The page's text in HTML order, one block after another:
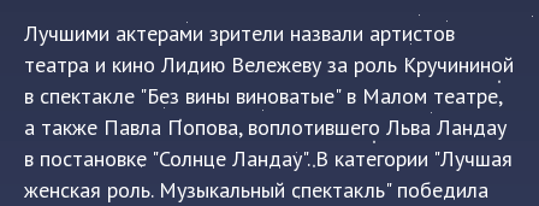
Лучшими актерами зрители назвали артистов
театра и кино Лидию Вележеву за роль Кручининой
в спектакле "Без вины виноватые" в Малом театре,
а также Павла Попова, воплотившего Льва Ландау
в постановке "Солнце Ландау". В категории "Лучшая
женская роль. Музыкальный спектакль" победила